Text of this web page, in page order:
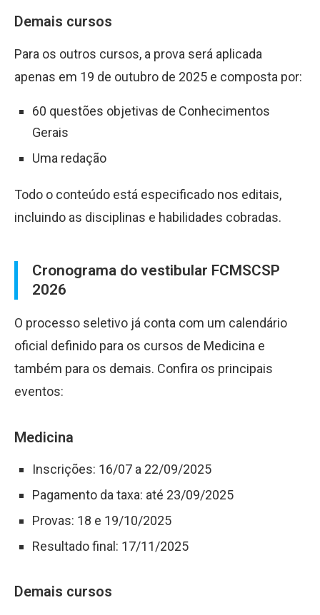
Demais cursos
Para os outros cursos, a prova será aplicada
apenas em 19 de outubro de 2025 e composta por:
60 questões objetivas de Conhecimentos
Gerais
Uma redação
Todo o conteúdo está especificado nos editais,
incluindo as disciplinas e habilidades cobradas.
Cronograma do vestibular FCMSCSP
2026
O processo seletivo já conta com um calendário
oficial definido para os cursos de Medicina e
também para os demais. Confira os principais
eventos:
Medicina
Inscrições: 16/07 a 22/09/2025
Pagamento da taxa: até 23/09/2025
Provas: 18 e 19/10/2025
Resultado final: 17/11/2025
Demais cursos